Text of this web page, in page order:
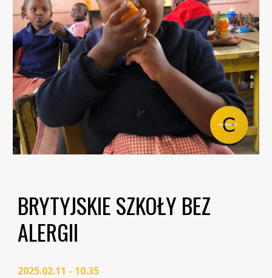
BRYTYJSKIE SZKOŁY BEZ
ALERGII
2025.02.11 - 10.35